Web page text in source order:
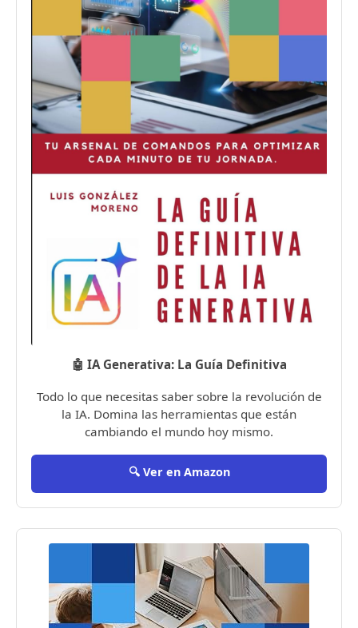
🤖 IA Generativa: La Guía Definitiva
Todo lo que necesitas saber sobre la revolución de
la IA. Domina las herramientas que están
cambiando el mundo hoy mismo.
🔍 Ver en Amazon